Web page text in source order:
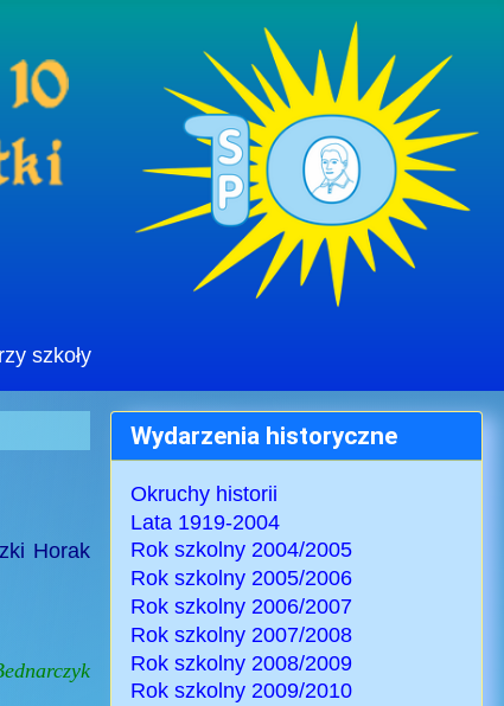
szkoły
Horak
Wydarzenia historyczne
Okruchy historii
Lata 1919-2004
Rok szkolny 2004/2005
Rok szkolny 2005/2006
Rok szkolny 2006/2007
Rok szkolny 2007/2008
Rok szkolny 2008/2009
Rok szkolny 2009/2010